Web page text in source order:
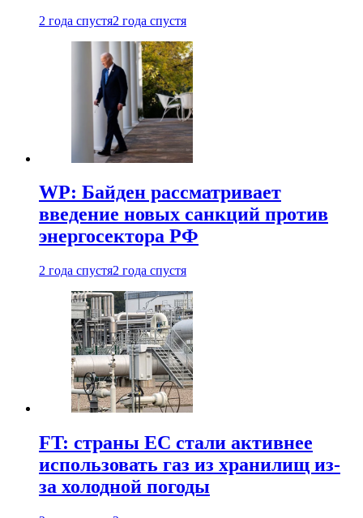
2 года спустя2 года спустя
WP: Байден рассматривает
введение новых санкций против
энергосектора РФ
2 года спустя2 года спустя
FT: страны ЕС стали активнее
использовать газ из хранилищ из-
за холодной погоды